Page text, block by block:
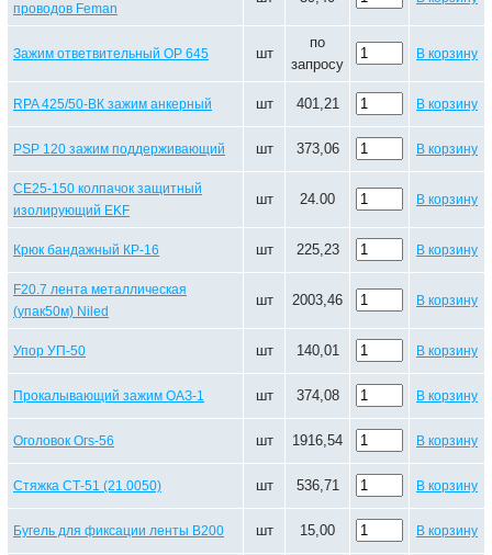
проводов Feman
Зажим ответвительный ОР 645 шт
по
запросу
В корзину
RPA 425/50-ВК зажим анкерный шт 401,21 В корзину
PSP 120 зажим поддерживающий шт 373,06 В корзину
CE25-150 колпачок защитный
изолирующий EKF
шт 24.00 В корзину
Крюк бандажный КР-16 шт 225,23 В корзину
F20.7 лента металлическая
(упак50м) Niled
шт 2003,46 В корзину
Упор УП-50 шт 140,01 В корзину
Прокалывающий зажим ОАЗ-1 шт 374,08 В корзину
Оголовок Огs-56 шт 1916,54 В корзину
Стяжка СТ-51 (21.0050) шт 536,71 В корзину
Бугель для фиксации ленты В200 шт 15,00 В корзину